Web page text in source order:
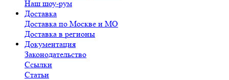
Наш шоу-рум
Доставка
Доставка по Москве и МО
Доставка в регионы
Документация
Законодательство
Ссылки
Статьи